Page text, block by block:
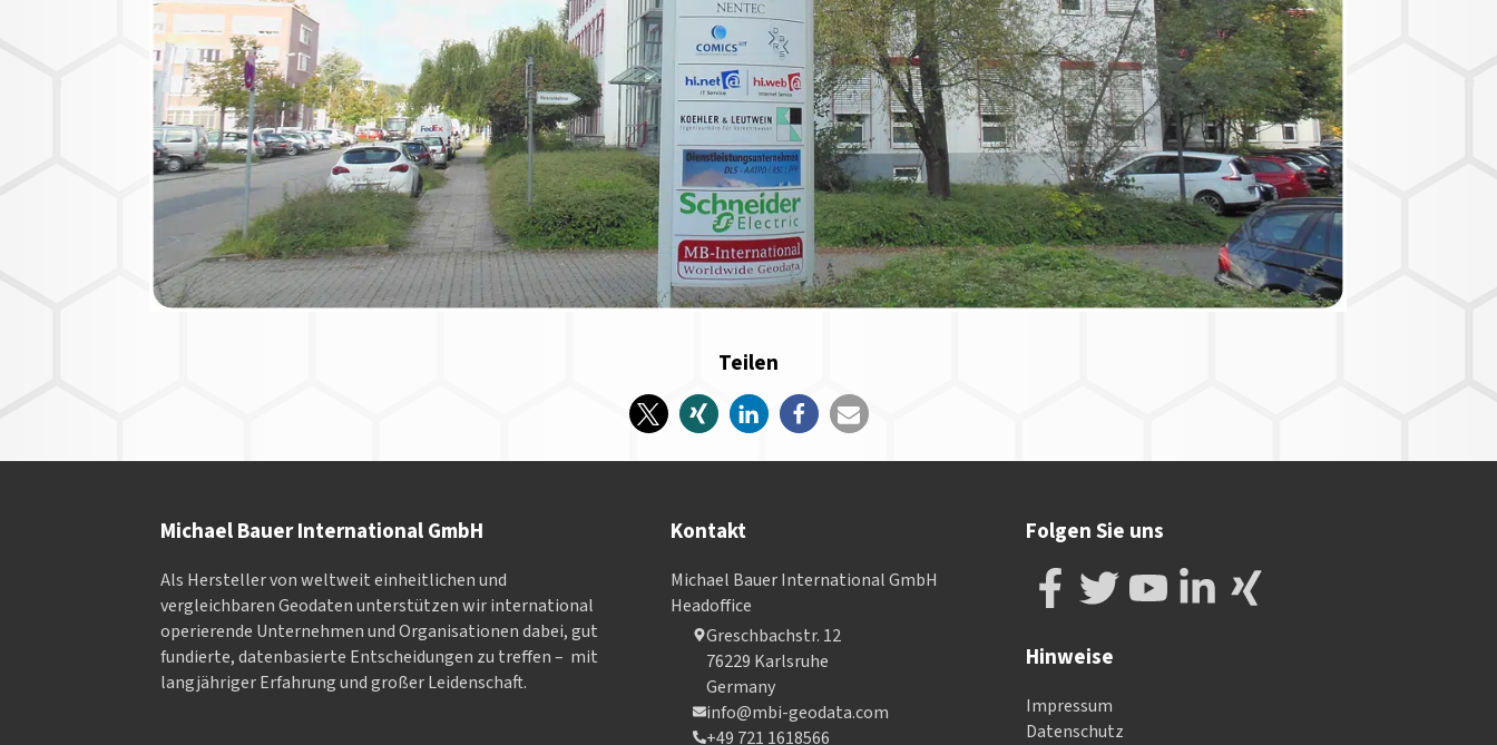
Teilen
Michael Bauer International GmbH
Als Hersteller von weltweit einheitlichen und
vergleichbaren Geodaten un­ter­stüt­zen wir in­ter­na­tional
ope­rieren­de Un­ter­neh­men und Or­ga­nisa­tionen dabei, gut
fundierte, datenbasierte Entscheidungen zu treffen – mit
langjähriger Erfahrung und großer Leidenschaft.
Kontakt
Michael Bauer International GmbH
Headoffice
Greschbachstr. 12
76229 Karlsruhe
Germany
info@mbi-geodata.com
+49 721 1618566
Folgen Sie uns
Hinweise
Impressum
Datenschutz